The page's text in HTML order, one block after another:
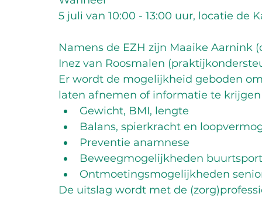
5 juli van 10:00 - 13:00 uur, locatie de
Namens de EZH zijn Maaike Aarnink
Inez van Roosmalen
Er wordt de mogelijkheid geboden
laten afnemen of informatie te krijgen
Gewicht, BMI, lengte
Balans, spierkracht en
Preventie anamnese
Beweegmogelijkheden
Ontmoetingsmogelijkheden
De uitslag wordt met de